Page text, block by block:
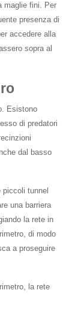
maglie fini. Per
presenza di
accedere alla
sopra al
Esistono
di predatori
dal basso
tunnel
una barriera
la rete in
di modo
a proseguire
la rete